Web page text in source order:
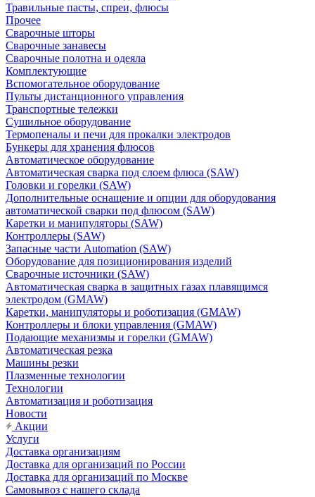
Травильные пасты, спреи, флюсы
Прочее
Сварочные шторы
Сварочные занавесы
Сварочные полотна и одеяла
Комплектующие
Вспомогательное оборудование
Пульты дистанционного управления
Транспортные тележки
Сушильное оборудование
Термопеналы и печи для прокалки электродов
Бункеры для хранения флюсов
Автоматическое оборудование
Автоматическая сварка под слоем флюса (SAW)
Головки и горелки (SAW)
Дополнительные оснащение и опции для оборудования
автоматической сварки под флюсом (SAW)
Каретки и манипуляторы (SAW)
Контроллеры (SAW)
Запасные части Automation (SAW)
Оборудование для позиционирования изделий
Сварочные источники (SAW)
Автоматическая сварка в защитных газах плавящимся
электродом (GMAW)
Каретки, манипуляторы и роботизация (GMAW)
Контроллеры и блоки управления (GMAW)
Подающие механизмы и горелки (GMAW)
Автоматическая резка
Машины резки
Плазменные технологии
Технологии
Автоматизация и роботизация
Новости
Акции
Услуги
Доставка организациям
Доставка для организаций по России
Доставка для организаций по Москве
Самовывоз с нашего склада